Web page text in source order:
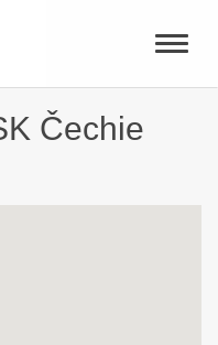
Toggle
Čechie